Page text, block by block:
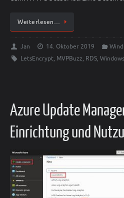
Weiterlesen…
Jan 14. Oktober 2019
LetsEncrypt, MVPBuzz, RDS, Windows
Azure Update
Einrichtung und